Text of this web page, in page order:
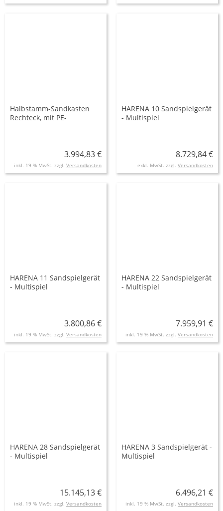
Halbstamm-Sandkasten
Rechteck, mit PE-
3.994,83 €
inkl. 19 % MwSt. zzgl. Versandkosten
HARENA 10 Sandspielgerät
- Multispiel
8.729,84 €
exkl. MwSt. zzgl. Versandkosten
HARENA 11 Sandspielgerät
- Multispiel
3.800,86 €
inkl. 19 % MwSt. zzgl. Versandkosten
HARENA 22 Sandspielgerät
- Multispiel
7.959,91 €
inkl. 19 % MwSt. zzgl. Versandkosten
HARENA 28 Sandspielgerät
- Multispiel
15.145,13 €
inkl. 19 % MwSt. zzgl. Versandkosten
HARENA 3 Sandspielgerät -
Multispiel
6.496,21 €
inkl. 19 % MwSt. zzgl. Versandkosten